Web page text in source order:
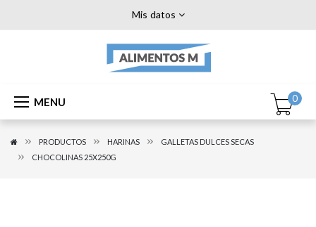
Mis datos
MENU 0
PRODUCTOS HARINAS
GALLETAS DULCES SECAS
CHOCOLINAS 25X250G